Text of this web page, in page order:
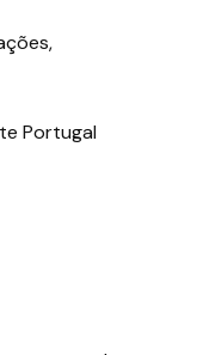
Portugal